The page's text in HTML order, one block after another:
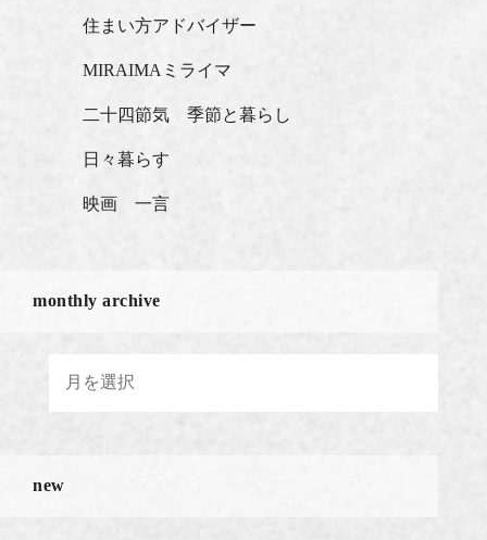
住まい方アドバイザー
MIRAIMAミライマ
二十四節気 季節と暮らし
日々暮らす
映画 一言
monthly archive
new